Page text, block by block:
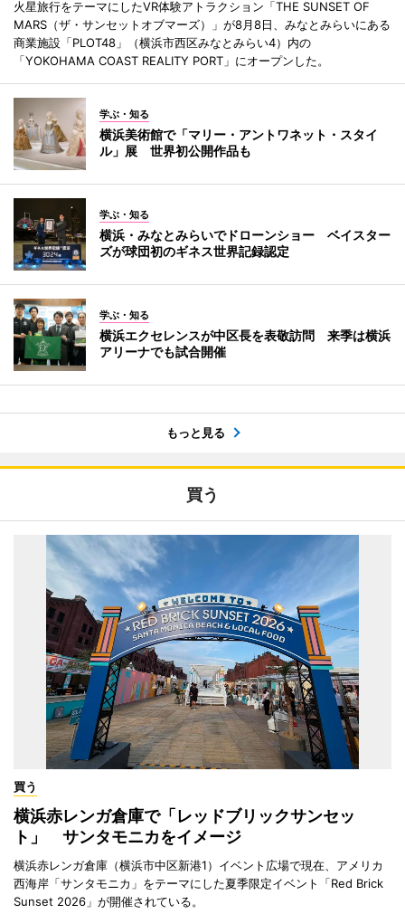
火星旅行をテーマにしたVR体験アトラクション「THE SUNSET OF
MARS（ザ・サンセットオブマーズ）」が8月8日、みなとみらいにある
商業施設「PLOT48」（横浜市西区みなとみらい4）内の
「YOKOHAMA COAST REALITY PORT」にオープンした。
学ぶ・知る
横浜美術館で「マリー・アントワネット・スタイ
ル」展 世界初公開作品も
学ぶ・知る
横浜・みなとみらいでドローンショー ベイスター
ズが球団初のギネス世界記録認定
学ぶ・知る
横浜エクセレンスが中区長を表敬訪問 来季は横浜
アリーナでも試合開催
もっと見る
買う
買う
横浜赤レンガ倉庫で「レッドブリックサンセッ
ト」 サンタモニカをイメージ
横浜赤レンガ倉庫（横浜市中区新港1）イベント広場で現在、アメリカ
西海岸「サンタモニカ」をテーマにした夏季限定イベント「Red Brick
Sunset 2026」が開催されている。